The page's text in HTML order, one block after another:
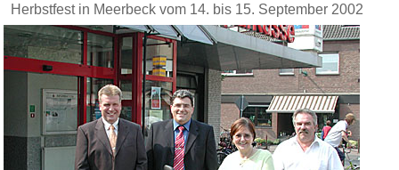
Herbstfest in Meerbeck vom 14. bis 15. September 2002